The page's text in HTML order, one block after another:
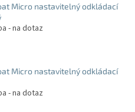
Micro nastavitelný odkládací
- na dotaz
Micro nastavitelný odkládací
- na dotaz